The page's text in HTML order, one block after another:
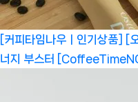
[커피타임나우ㅣ인기상품] [
너지 부스터